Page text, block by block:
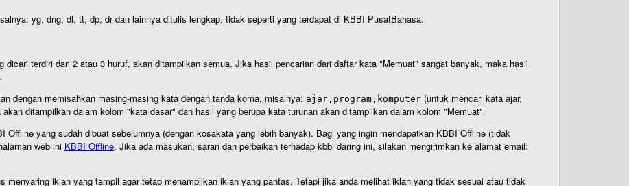
yg, dng, dl, tt, dp, dr dan lainnya ditulis lengkap, tidak seperti yang terdapat di KBBI PusatBahasa.
terdiri dari 2 atau 3 huruf, akan ditampilkan semua. Jika hasil pencarian dari daftar kata "Memuat" sangat banyak, maka hasil
dengan memisahkan masing-masing kata dengan tanda koma, misalnya: ajar,program,komputer (untuk mencari kata ajar,
ditampilkan dalam kolom "kata dasar" dan hasil yang berupa kata turunan akan ditampilkan dalam kolom "Memuat".
Offline yang sudah dibuat sebelumnya (dengan kosakata yang lebih banyak). Bagi yang ingin mendapatkan KBBI Offline (tidak
web ini KBBI Offline. Jika ada masukan, saran dan perbaikan terhadap kbbi daring ini, silakan mengirimkan ke alamat email:
menyaring iklan yang tampil agar tetap menampilkan iklan yang pantas. Tetapi jika anda melihat iklan yang tidak sesuai atau tidak